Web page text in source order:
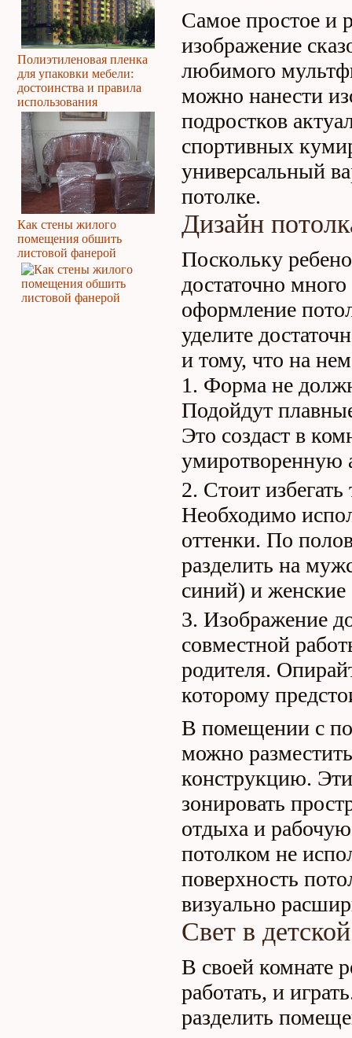
Полиэтиленовая пленка
для упаковки мебели:
достоинства и правила
использования
Как стены жилого
помещения обшить
листовой фанерой
Самое простое и
изображение
любимого
можно нанести
подростков
спортивных
универсальный
потолке.
Дизайн
Поскольку
достаточно
оформление
уделите
и тому, что на
Форма не
Подойдут
Это создаст в
умиротворенную
Стоит избегать
Необходимо
оттенки. По
разделить на
синий) и
Изображение
совместной
родителя.
которому
В помещении с
можно
конструкцию.
зонировать
отдыха и
потолком не
поверхность
визуально
Свет в
В своей комнате
работать, и
разделить